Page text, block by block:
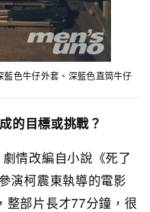
色牛仔外套、深藍色直筒牛仔
的目標或挑戰？
情改編自小說《死了
演柯震東執導的電影
整部片長才77分鐘，很